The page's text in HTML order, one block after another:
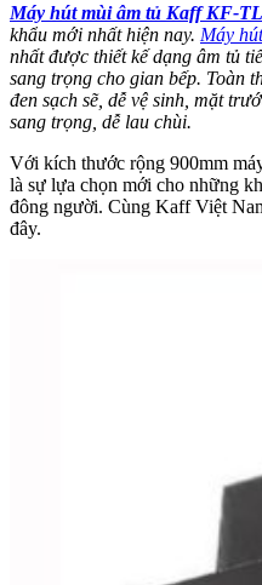
Máy hút mùi âm tủ Kaff KF-
khẩu mới nhất hiện nay. Máy
nhất được thiết kế dạng âm tủ
sang trọng cho gian bếp. Toàn
đen sạch sẽ, dễ vệ sinh, mặt
sang trọng, dễ lau chùi.
Với kích thước rộng 900mm
là sự lựa chọn mới cho những
đông người. Cùng Kaff Việt
đây.